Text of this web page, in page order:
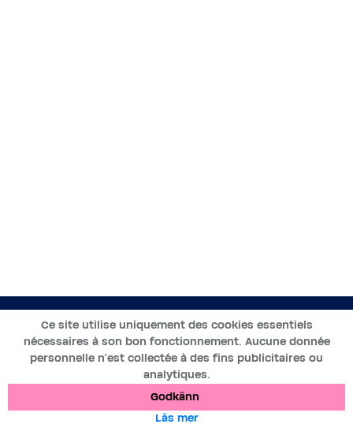
SV
2019-2025 ©BWT by Wess Soft - Tous droits réservés
DataskyddCookiesJuridiska meddelanden
Godkänn
Ce site utilise uniquement des cookies essentiels
nécessaires à son bon fonctionnement. Aucune donnée
personnelle n’est collectée à des fins publicitaires ou
analytiques.
Läs mer